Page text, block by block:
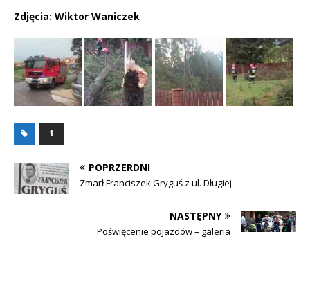
Zdjęcia: Wiktor Waniczek
1
POPRZERDNI
Zmarł Franciszek Gryguś z ul. Długiej
NASTĘPNY
Poświęcenie pojazdów – galeria